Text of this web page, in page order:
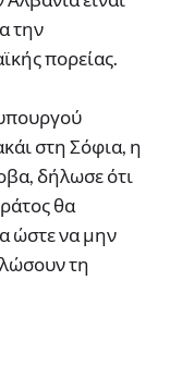
την
πορείας.
στη Σόφια, η
δήλωσε ότι
θα
ώστε να μην
τη